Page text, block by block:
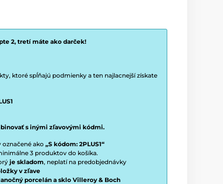
2, tretí máte ako darček!
ktoré spĺňajú podmienky a ten najlacnejší získate
s inými zľavovými kódmi.
ako „S kódom: 2PLUS1“
3 produktov do košíka.
je skladom, neplatí na predobjednávky
v zľave
porcelán a sklo Villeroy & Boch